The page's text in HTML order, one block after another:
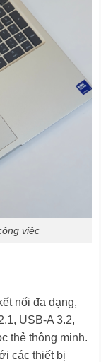
việc
nối đa dạng,
USB-A 3.2,
thẻ thông minh.
các thiết bị